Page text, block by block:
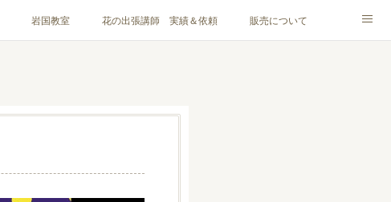
岩国教室 花の出張講師 実績＆依頼 販売について